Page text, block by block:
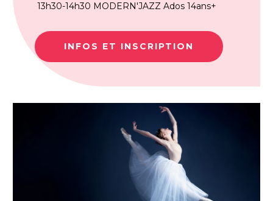
13h30-14h30 MODERN'JAZZ Ados 14ans+
INFOS ET INSCRIPTION